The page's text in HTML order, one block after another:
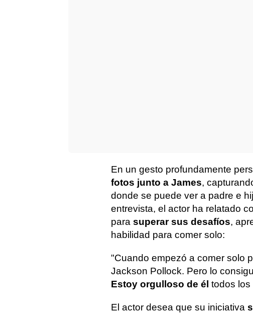
En un gesto profundamente
fotos junto a James,
donde se puede ver a padre e
entrevista, el actor ha relatado
para superar sus desafíos,
habilidad para comer solo:
"Cuando empezó a comer solo
Jackson Pollock. Pero lo
Estoy orgulloso de él todos los
El actor desea que su iniciativa